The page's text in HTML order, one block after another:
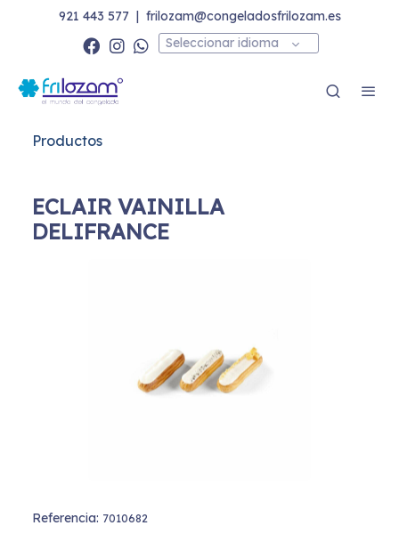
921 443 577 | frilozam@congeladosfrilozam.es
Seleccionar idioma
Productos
ECLAIR VAINILLA
DELIFRANCE
Referencia: 7010682